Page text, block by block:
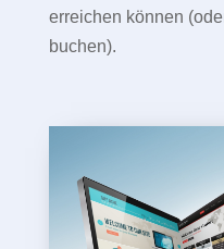
erreichen können
buchen).